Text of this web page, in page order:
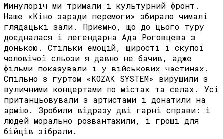
Минулоріч ми тримали і культурний фронт.
Наше «Кіно заради перемоги» збирало чималі
глядацькі зали. Приємно, що до цього туру
доєдналася і легендарна Ада Роговцева з
донькою. Стільки емоцій, щирості і скупої
чоловічої сльози я давно не бачив, адже
фільми показували і у військових частинах.
Спільно з гуртом «KOZAK SYSTEM» вирушили з
вуличними концертами по містах та селах. Усі
пританцьовували з артистами і донатили на
армію. Зробили відразу дві гарні справи: і
людей морально розвантажили, і гроші для
бійців зібрали.